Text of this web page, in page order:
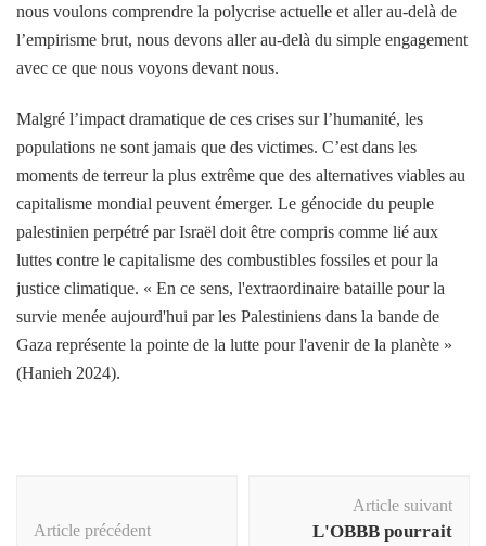
nous voulons comprendre la polycrise actuelle et aller au-delà de
l’empirisme brut, nous devons aller au-delà du simple engagement
avec ce que nous voyons devant nous.
Malgré l’impact dramatique de ces crises sur l’humanité, les
populations ne sont jamais que des victimes. C’est dans les
moments de terreur la plus extrême que des alternatives viables au
capitalisme mondial peuvent émerger. Le génocide du peuple
palestinien perpétré par Israël doit être compris comme lié aux
luttes contre le capitalisme des combustibles fossiles et pour la
justice climatique. « En ce sens, l'extraordinaire bataille pour la
survie menée aujourd'hui par les Palestiniens dans la bande de
Gaza représente la pointe de la lutte pour l'avenir de la planète »
(Hanieh 2024).
d'article
Article précédent
Article suivant
L'OBBB pourrait